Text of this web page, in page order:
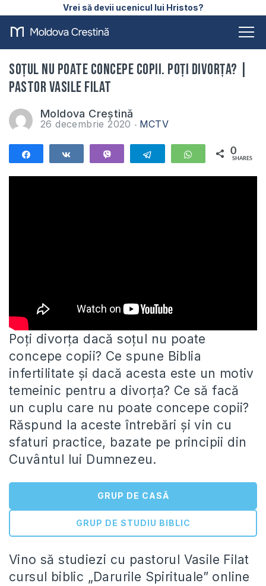
Vrei să devii ucenicul lui Hristos?
Soțul nu poate concepe copii. Poți divorța? |
Pastor Vasile Filat
Moldova Creștină
26 decembrie 2020 MCTV
Telegram WhatsApp
0
SHARES
Poți divorța dacă soțul nu poate
concepe copii? Ce spune Biblia
infertilitate și dacă acesta este un motiv
temeinic pentru a divorța? Ce să facă
un cuplu care nu poate concepe copii?
Răspund la aceste întrebări și vin cu
sfaturi practice, bazate pe principii din
Cuvântul lui Dumnezeu.
GRUP DE CASĂ
GRUP DE STUDIU BIBLIC
Vino să studiezi cu pastorul Vasile Filat
cursul biblic „Darurile Spirituale” online